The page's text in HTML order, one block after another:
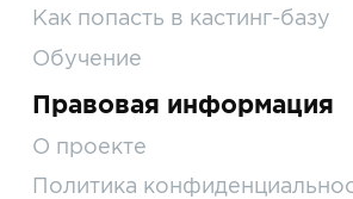
Как попасть в кастинг-базу
Обучение
Правовая информация
О проекте
Политика